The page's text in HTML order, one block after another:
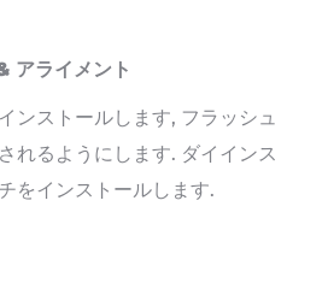
アライメント
ンストールします, フラッシュ
れるようにします. ダイインス
をインストールします.